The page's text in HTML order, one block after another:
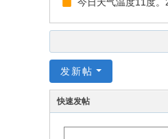
发新帖
快速发帖